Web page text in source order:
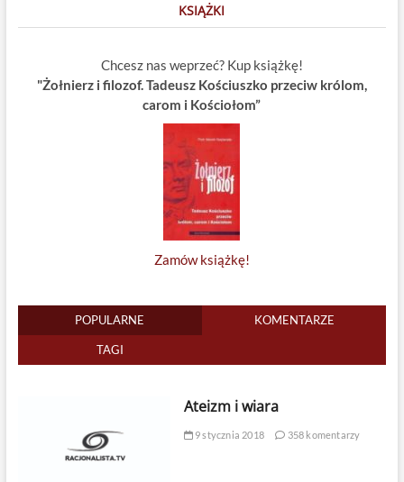
KSIĄŻKI
Chcesz nas weprzeć? Kup książkę!
"Żołnierz i filozof. Tadeusz Kościuszko przeciw królom,
carom i Kościołom”
Zamów książkę!
POPULARNE KOMENTARZE
TAGI
Ateizm i wiara
9 stycznia 2018 358 komentarzy